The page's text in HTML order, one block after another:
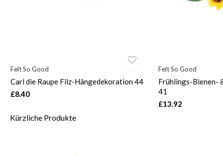
Felt So Good
Carl die Raupe Filz-Hängedekoration 44
£8.40
Felt So Good
Frühlings-Bienen-
41
£13.92
Kürzliche Produkte